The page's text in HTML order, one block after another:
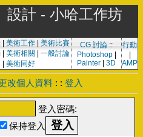
設計 - 小哈工作坊
美術工作
美術比賽
美術相關
一般討論
美術同好
CG 討論 ::
Photoshop|
Painter
3D
行動
AMP
改個人資料 : : 登入
登入密碼:
保持登入